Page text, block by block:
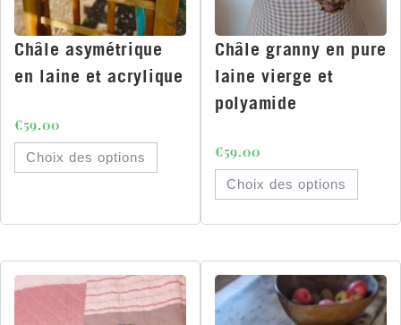
Châle asymétrique
en laine et acrylique
€59.00
Choix des options
Châle granny en pure
laine vierge et
polyamide
€59.00
Choix des options